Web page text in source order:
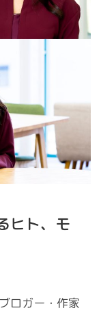
ヒト、モ
ロガー・作家